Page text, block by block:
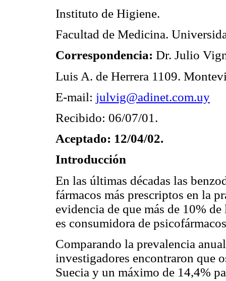
Instituto de Higiene.
Facultad de Medicina.
Correspondencia: Dr. Julio
Luis A. de Herrera 1109.
E-mail: julvig@adinet.com.uy
Recibido: 06/07/01.
Aceptado: 12/04/02.
Introducción
En las últimas décadas las
fármacos más prescriptos en la
evidencia de que más de 10%
es consumidora de
Comparando la prevalencia
investigadores encontraron que
Suecia y un máximo de 14,4%